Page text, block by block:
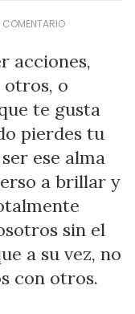
COMENTARIOEN
DE
SER
VOS
MISMO
acciones,
otros, o
te gusta
pierdes tu
ese alma
a brillar y
sin el
a su vez, no
con otros.